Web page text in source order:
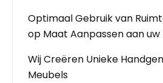
Optimaal Gebruik van
op Maat Aanpassen aan
Wij Creëren Unieke
Meubels